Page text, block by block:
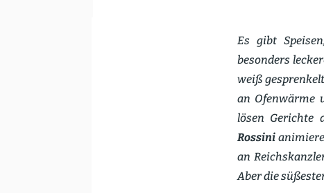
Es gibt
besonders
weiß
an Ofenwärme
lösen Gerichte
Rossini
an
Aber die